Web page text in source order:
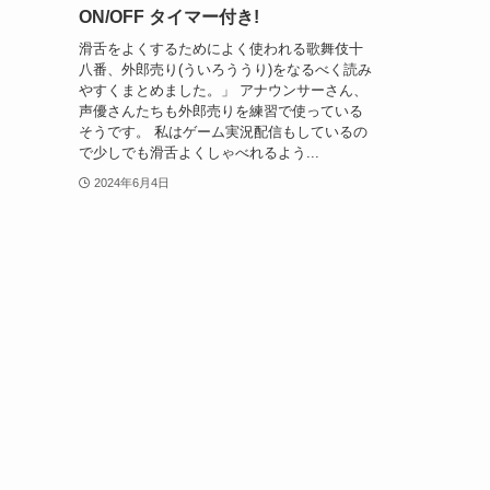
ON/OFF タイマー付き!
滑舌をよくするためによく使われる歌舞伎十
八番、外郎売り(ういろううり)をなるべく読み
やすくまとめました。」 アナウンサーさん、
声優さんたちも外郎売りを練習で使っている
そうです。 私はゲーム実況配信もしているの
で少しでも滑舌よくしゃべれるよう...
2024年6月4日